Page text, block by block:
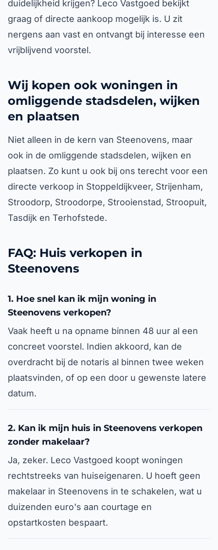
duidelijkheid krijgen? Leco Vastgoed bekijkt
graag of directe aankoop mogelijk is. U zit
nergens aan vast en ontvangt bij interesse een
vrijblijvend voorstel.
Wij kopen ook woningen in
omliggende stadsdelen, wijken
en plaatsen
Niet alleen in de kern van Steenovens, maar
ook in de omliggende stadsdelen, wijken en
plaatsen. Zo kunt u ook bij ons terecht voor een
directe verkoop in Stoppeldijkveer, Strijenham,
Stroodorp, Stroodorpe, Strooienstad, Stroopuit,
Tasdijk en Terhofstede.
FAQ: Huis verkopen in
Steenovens
1. Hoe snel kan ik mijn woning in
Steenovens verkopen?
Vaak heeft u na opname binnen 48 uur al een
concreet voorstel. Indien akkoord, kan de
overdracht bij de notaris al binnen twee weken
plaatsvinden, of op een door u gewenste latere
datum.
2. Kan ik mijn huis in Steenovens verkopen
zonder makelaar?
Ja, zeker. Leco Vastgoed koopt woningen
rechtstreeks van huiseigenaren. U hoeft geen
makelaar in Steenovens in te schakelen, wat u
duizenden euro's aan courtage en
opstartkosten bespaart.